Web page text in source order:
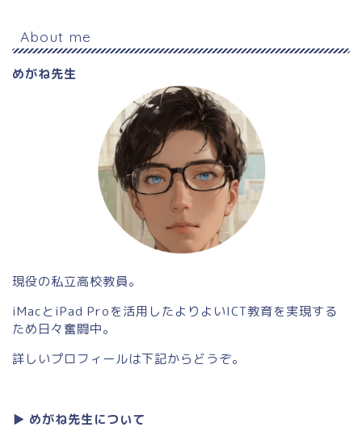
a
n
n
About me
めがね先生
現役の私立高校教員。
iMacとiPad Proを活用したよりよいICT教育を実現する
ため日々奮闘中。
詳しいプロフィールは下記からどうぞ。
▶︎ めがね先生について